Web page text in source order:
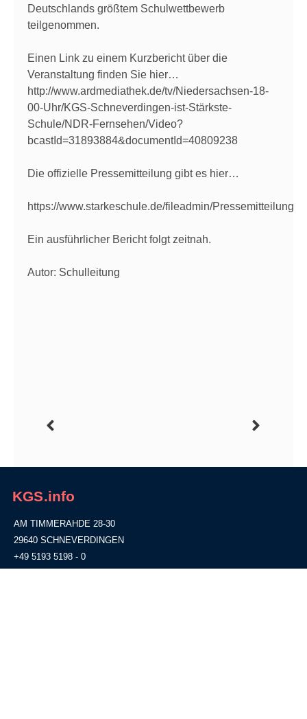
Deutschlands größtem Schulwettbewerb
teilgenommen.
Einen Link zu einem Kurzbericht über die
Veranstaltung finden Sie hier…
http://www.ardmediathek.de/tv/Niedersachsen-18-
00-Uhr/KGS-Schneverdingen-ist-Stärkste-
Schule/NDR-Fernsehen/Video?
bcastId=31893884&documentId=40809238
Die offizielle Pressemitteilung gibt es hier…
https://www.starkeschule.de/fileadmin/
Ein ausführlicher Bericht folgt zeitnah.
Autor: Schulleitung
KGS.info
AM TIMMERAHDE 28-30
29640 SCHNEVERDINGEN
+49 5193 5198 - 0